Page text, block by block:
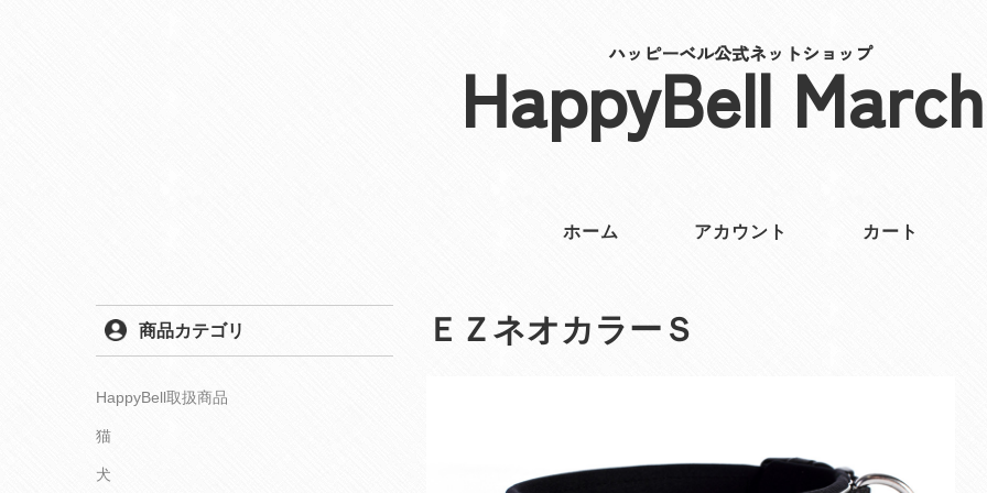
ハッピーベル公式ネットショップ
HappyBell
ホーム アカウント カート
ＥＺネオカラーＳ
商品カテゴリ
HappyBell取扱商品
猫
犬